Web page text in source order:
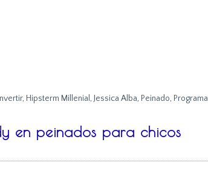
, Hipsterm Millenial , Jessica Alba, Peinado, Programa
en peinados para chicos